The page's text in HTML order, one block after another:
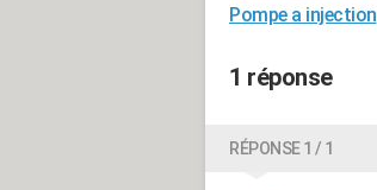
Pompe a injection
1 réponse
RÉPONSE 1 / 1